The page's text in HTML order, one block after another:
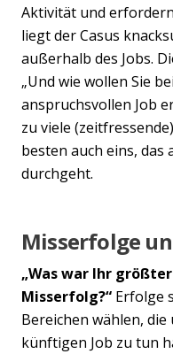
Aktivität und
liegt der Casus
außerhalb des Jobs.
„Und wie wollen Sie
anspruchsvollen Job
zu viele
besten auch eins, das
durchgeht.
Misserfolge
„Was war Ihr
Misserfolg?“ Erfolge
Bereichen wählen,
künftigen Job zu tun